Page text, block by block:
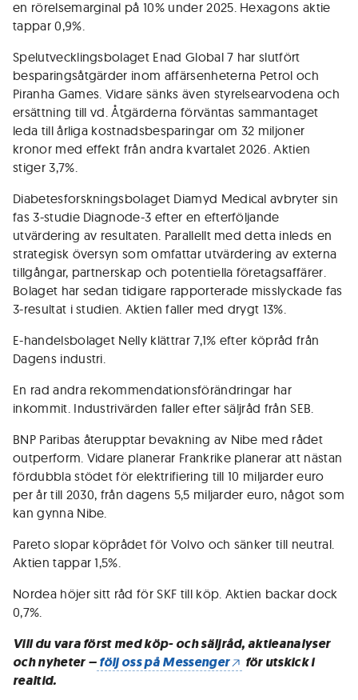
en rörelsemarginal på 10% under 2025. Hexagons aktie
tappar 0,9%.
Spelutvecklingsbolaget Enad Global 7 har slutfört
besparingsåtgärder inom affärsenheterna Petrol och
Piranha Games. Vidare sänks även styrelsearvodena och
ersättning till vd. Åtgärderna förväntas sammantaget
leda till årliga kostnadsbesparingar om 32 miljoner
kronor med effekt från andra kvartalet 2026. Aktien
stiger 3,7%.
Diabetesforskningsbolaget Diamyd Medical avbryter sin
fas 3-studie Diagnode-3 efter en efterföljande
utvärdering av resultaten. Parallellt med detta inleds en
strategisk översyn som omfattar utvärdering av externa
tillgångar, partnerskap och potentiella företagsaffärer.
Bolaget har sedan tidigare rapporterade misslyckade fas
3-resultat i studien. Aktien faller med drygt 13%.
E-handelsbolaget Nelly klättrar 7,1% efter köpråd från
Dagens industri.
En rad andra rekommendationsförändringar har
inkommit. Industrivärden faller efter säljråd från SEB.
BNP Paribas återupptar bevakning av Nibe med rådet
outperform. Vidare planerar Frankrike planerar att nästan
fördubbla stödet för elektrifiering till 10 miljarder euro
per år till 2030, från dagens 5,5 miljarder euro, något som
kan gynna Nibe.
Pareto slopar köprådet för Volvo och sänker till neutral.
Aktien tappar 1,5%.
Nordea höjer sitt råd för SKF till köp. Aktien backar dock
0,7%.
Vill du vara först med köp- och säljråd, aktieanalyser
och nyheter –följ oss på Messenger
för utskick i
realtid.